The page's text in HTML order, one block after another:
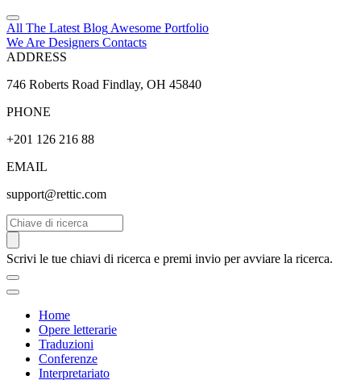
All The Latest Blog Awesome Portfolio
We Are Designers Contacts
ADDRESS
746 Roberts Road Findlay, OH 45840
PHONE
+201 126 216 88
EMAIL
support@rettic.com
Cerca
Scrivi le tue chiavi di ricerca e premi invio per avviare la ricerca.
Home
Opere letterarie
Traduzioni
Conferenze
Interpretariato